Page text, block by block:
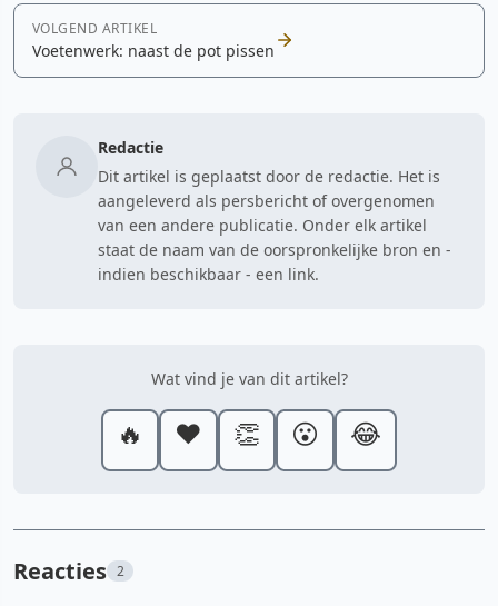
VOLGEND ARTIKEL
Voetenwerk: naast de pot pissen
Redactie
Dit artikel is geplaatst door de redactie. Het is
aangeleverd als persbericht of overgenomen
van een andere publicatie. Onder elk artikel
staat de naam van de oorspronkelijke bron en -
indien beschikbaar - een link.
Wat vind je van dit artikel?
🔥 ❤️ 👏 😮 😂
Reacties 2